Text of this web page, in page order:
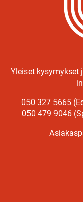
Yleiset kysymykset
050 327 5665
050 479 9046